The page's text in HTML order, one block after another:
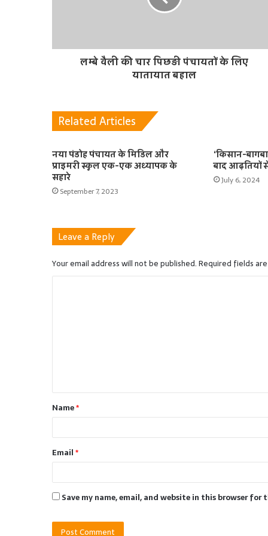
लम्बे वैली की चार पिछड़ी पंचायतों के लिए
यातायात बहाल
Related Articles
नया पंडोह पंचायत के मिडिल और
प्राइमरी स्कूल एक-एक अध्यापक के
सहारे
September 7, 2023
‘किसान-
बाद आढ़तियों
July 6, 2024
Leave a Reply
Your email address will not be published.Required fields
t
*Name*
Email*
Save my name, email, and website in this browser